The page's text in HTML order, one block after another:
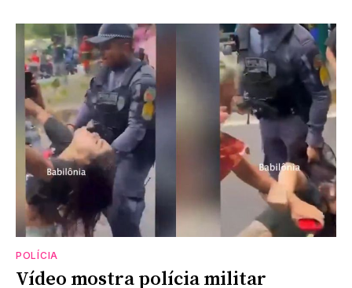
POLÍCIA
Vídeo mostra polícia militar